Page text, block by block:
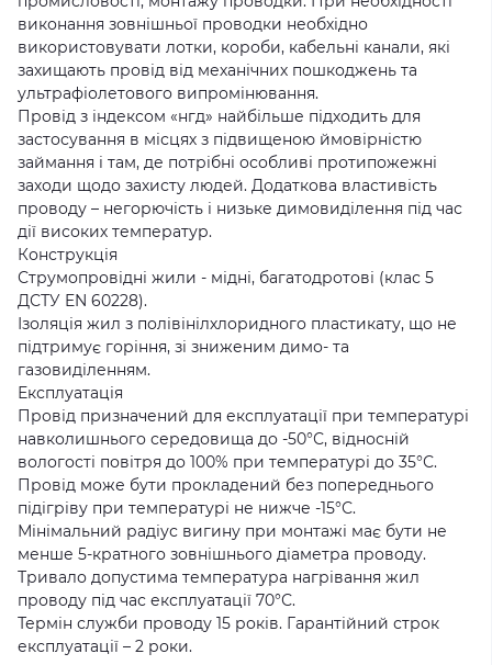
виконання зовнішньої проводки необхідно
використовувати лотки, короби, кабельні канали, які
захищають провід від механічних пошкоджень та
ультрафіолетового випромінювання.
Провід з індексом «нгд» найбільше підходить для
застосування в місцях з підвищеною ймовірністю
займання і там, де потрібні особливі протипожежні
заходи щодо захисту людей. Додаткова властивість
проводу – негорючість і низьке димовиділення під час
дії високих температур.
Конструкція
Струмопровідні жили - мідні, багатодротові (клас 5
ДСТУ EN 60228).
Ізоляція жил з полівінілхлоридного пластикату, що не
підтримує горіння, зі зниженим димо- та
газовиділенням.
Експлуатація
Провід призначений для експлуатації при температурі
навколишнього середовища до -50°С, відносній
вологості повітря до 100% при температурі до 35°С.
Провід може бути прокладений без попереднього
підігріву при температурі не нижче -15°С.
Мінімальний радіус вигину при монтажі має бути не
менше 5-кратного зовнішнього діаметра проводу.
Тривало допустима температура нагрівання жил
проводу під час експлуатації 70°С.
Термін служби проводу 15 років. Гарантійний строк
експлуатації – 2 роки.